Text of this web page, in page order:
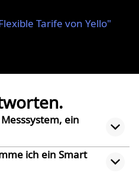
Tarife von Yello"
ein
ich ein Smart